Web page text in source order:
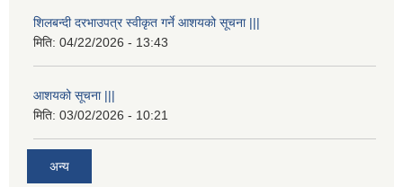
शिलबन्दी दरभाउपत्र स्वीकृत गर्ने आशयको सूचना |||
मिति: 04/22/2026 - 13:43
आशयको सूचना |||
मिति: 03/02/2026 - 10:21
अन्य